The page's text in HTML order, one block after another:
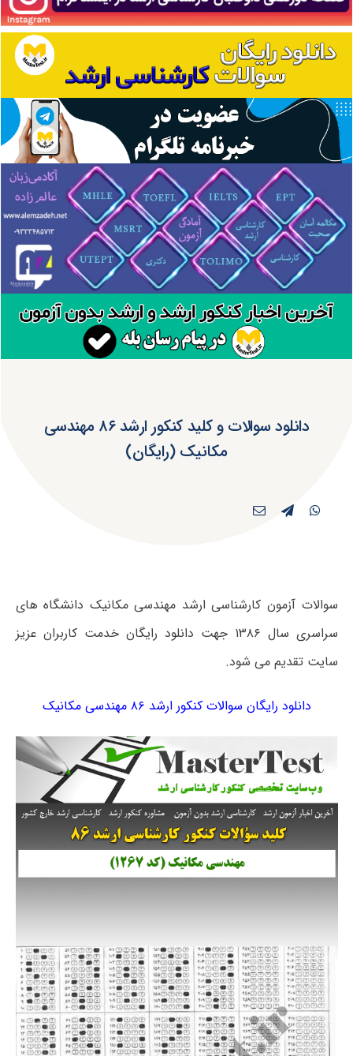
دانلود سوالات و کلید کنکور ارشد ۸۶ مهندسی‌
مکانیک‌ (رایگان)
سوالات آزمون کارشناسی ارشد مهندسی‌ مکانیک‌ دانشگاه های
سراسری سال ۱۳۸۶ جهت دانلود رایگان خدمت کاربران عزیز
سایت تقدیم می شود.
دانلود رایگان سوالات کنکور ارشد ۸۶ مهندسی‌ مکانیک‌